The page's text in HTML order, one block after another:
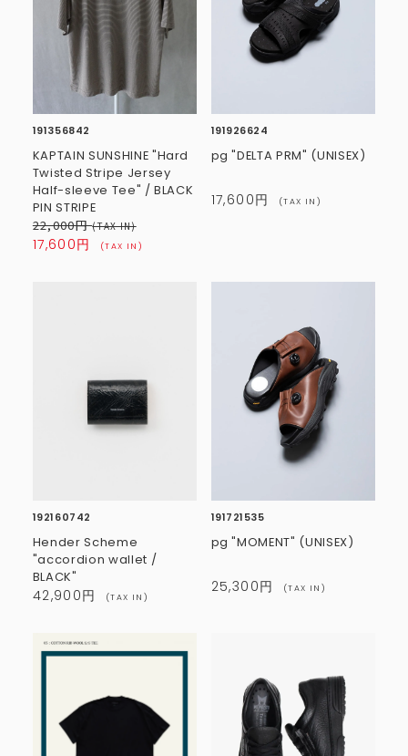
191356842
KAPTAIN SUNSHINE "Hard
Twisted Stripe Jersey
Half-sleeve Tee" / BLACK
PIN STRIPE
22,000円(TAX IN)
17,600円 (TAX IN)
191926624
pg "DELTA PRM" (UNISEX)
17,600円 (TAX IN)
192160742
Hender Scheme
"accordion wallet /
BLACK"
42,900円 (TAX IN)
191721535
pg "MOMENT" (UNISEX)
25,300円 (TAX IN)